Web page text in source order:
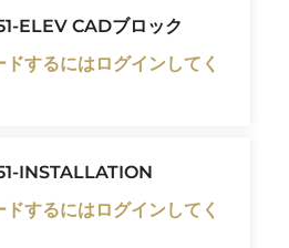
ELEV CADブロック
ドするにはログインしてく
INSTALLATION
ドするにはログインしてく